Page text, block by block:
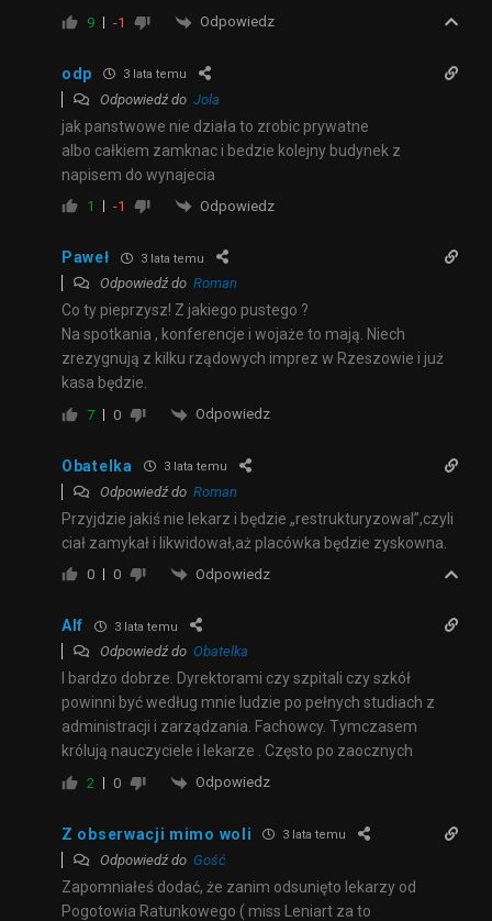
9 -1 Odpowiedz
odp 3 lata temu
Odpowiedź do Jola
jak panstwowe nie działa to zrobic prywatne
albo całkiem zamknac i bedzie kolejny budynek z
napisem do wynajecia
1 -1 Odpowiedz
Paweł 3 lata temu
Odpowiedź do Roman
Co ty pieprzysz! Z jakiego pustego ?
Na spotkania , konferencje i wojaże to mają. Niech
zrezygnują z kilku rządowych imprez w Rzeszowie i już
kasa będzie.
7 0 Odpowiedz
Obatelka 3 lata temu
Odpowiedź do Roman
Przyjdzie jakiś nie lekarz i będzie „restrukturyzowal”,czyli
ciał zamykał i likwidował,aż placówka będzie zyskowna.
0 0 Odpowiedz
Alf 3 lata temu
Odpowiedź do Obatelka
I bardzo dobrze. Dyrektorami czy szpitali czy szkół
powinni być według mnie ludzie po pełnych studiach z
administracji i zarządzania. Fachowcy. Tymczasem
królują nauczyciele i lekarze . Często po zaocznych
2 0 Odpowiedz
Z obserwacji mimo woli 3 lata temu
Odpowiedź do Gość
Zapomniałeś dodać, że zanim odsunięto lekarzy od
Pogotowia Ratunkowego ( miss Leniart za to